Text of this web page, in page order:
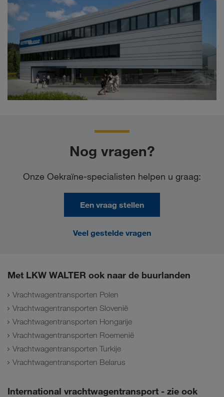
Nog vragen?
Onze Oekraïne-specialisten helpen u graag:
Een vraag stellen
Veel gestelde vragen
Met LKW WALTER ook naar de buurlanden
Vrachtwagentransporten Polen
Vrachtwagentransporten Slovenië
Vrachtwagentransporten Hongarije
Vrachtwagentransporten Roemenië
Vrachtwagentransporten Turkije
Vrachtwagentransporten Belarus
International vrachtwagentransport - zie ook